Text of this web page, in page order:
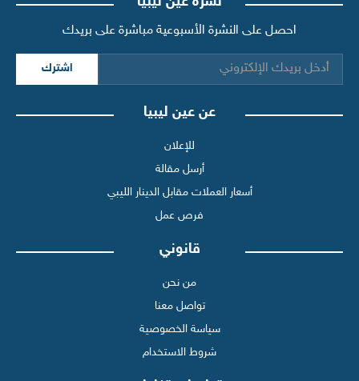
احصل على النشرة الأسبوعية مباشرة على بريدك
اشترك
عن عين ليبيا
للإعلان
أرسل مقالة
أسعار العملات مقابل الدينار الليبي
فرص عمل
قانوني
من نحن
تواصل معنا
سياسة الخصوصية
شروط الاستخدام